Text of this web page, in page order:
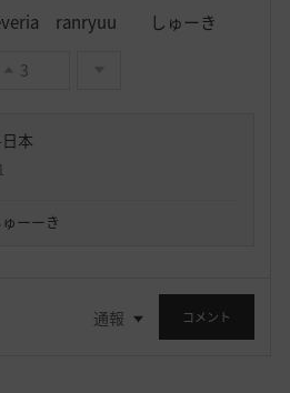
ranryuu しゅーき
3
本
ゅーーき
通報 コメント